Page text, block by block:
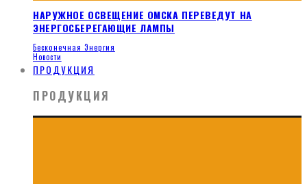
НАРУЖНОЕ ОСВЕЩЕНИЕ ОМСКА ПЕРЕВЕДУТ НА
ЭНЕРГОСБЕРЕГАЮЩИЕ ЛАМПЫ
Бесконечная Энергия
Новости
ПРОДУКЦИЯ
ПРОДУКЦИЯ